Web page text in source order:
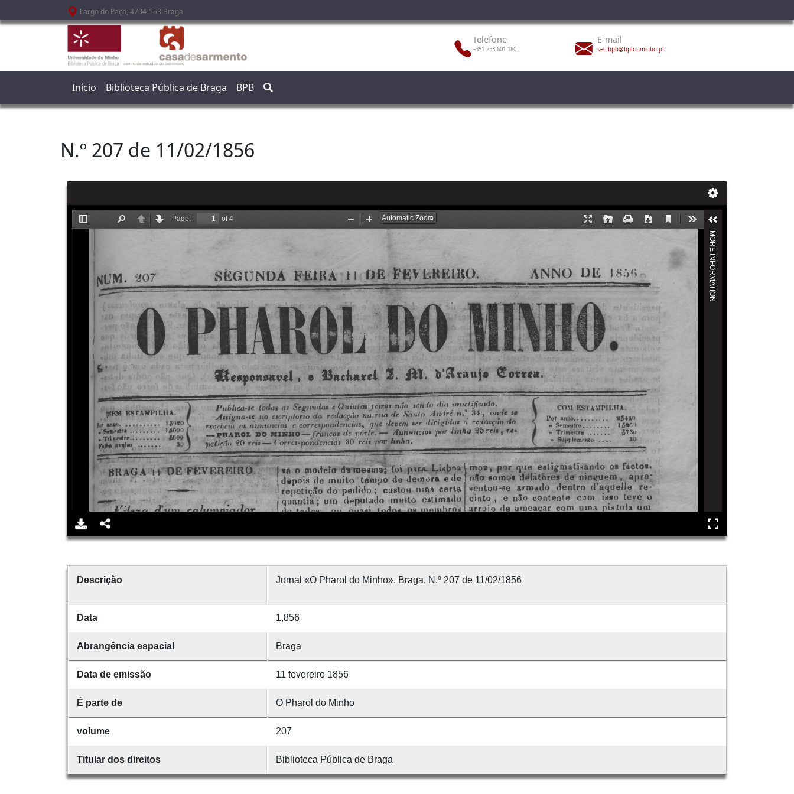
Passar para o conteúdo principal
Largo do Paço, 4704-553 Braga
Telefone
+351 253 601 180
E-mail
sec-bpb@bpb.uminho.pt
Início Biblioteca Pública de Braga BPB
N.º 207 de 11/02/1856
Descrição Jornal «O Pharol do Minho». Braga. N.º 207 de 11/02/1856
Data 1,856
Abrangência espacial Braga
Data de emissão 11 fevereiro 1856
É parte de O Pharol do Minho
volume 207
Titular dos direitos Biblioteca Pública de Braga